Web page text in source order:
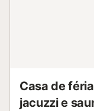
separado. Casa
Casa de
jacuzzi e